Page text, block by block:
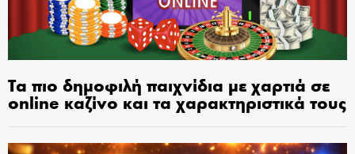
Τα πιο δημοφιλή παιχνίδια με χαρτιά σε
online καζίνο και τα χαρακτηριστικά τους